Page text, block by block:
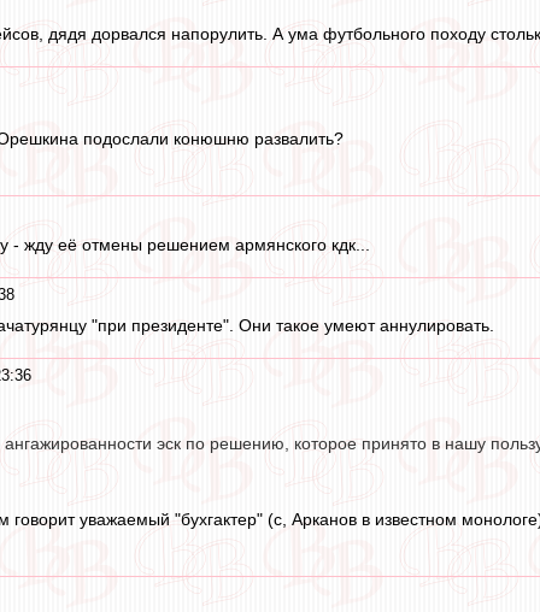
дядя дорвался напорулить. А ума футбольного походу
подослали конюшню развалить?
- жду её отмены решением армянского кдк...
"при президенте". Они такое умеют аннулировать.
эск по решению, которое принято в нашу
говорит уважаемый "бухгактер" (с, Арканов в известном